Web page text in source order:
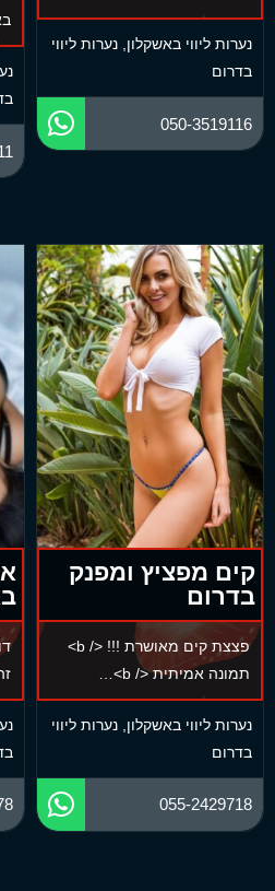
נערות ליווי באשקלון, נערות ליווי
בדרום
050-3519116
קים מפציץ ומפנק
בדרום
פצצת קים מאושרת !!! </ b>
תמונה אמיתית </ b>…
נערות ליווי באשקלון נערות ליווי
בדרום
055-2429718